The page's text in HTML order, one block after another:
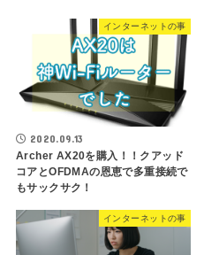
インターネットの事
2020.09.13
Archer AX20を購入！！クアッド
コアとOFDMAの恩恵で多重接続で
もサックサク！
インターネットの事